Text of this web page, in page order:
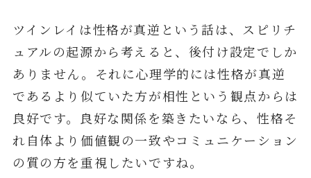
ツインレイは性格が真逆という話は、スピリチ
ュアルの起源から考えると、後付け設定でしか
ありません。それに心理学的には性格が真逆
であるより似ていた方が相性という観点からは
良好です。良好な関係を築きたいなら、性格そ
れ自体より価値観の一致やコミュニケーション
の質の方を重視したいですね。